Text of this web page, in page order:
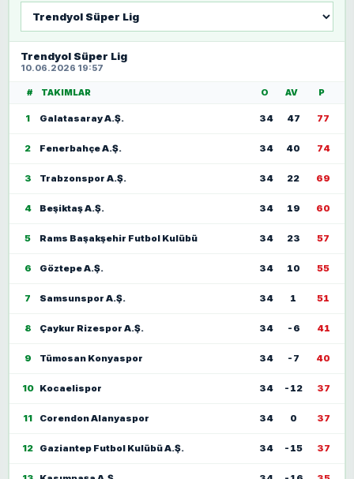
seç
Trendyol Süper Lig
10.06.2026 19:57
# TAKIMLAR O AV P
1 Galatasaray A.Ş. 34 47 77
2 Fenerbahçe A.Ş. 34 40 74
3 Trabzonspor A.Ş. 34 22 69
4 Beşiktaş A.Ş. 34 19 60
5 Rams Başakşehir Futbol Kulübü 34 23 57
6 Göztepe A.Ş. 34 10 55
7 Samsunspor A.Ş. 34 1 51
8 Çaykur Rizespor A.Ş. 34 -6 41
9 Tümosan Konyaspor 34 -7 40
10 Kocaelispor 34 -12 37
11 Corendon Alanyaspor 34 0 37
12 Gaziantep Futbol Kulübü A.Ş. 34 -15 37